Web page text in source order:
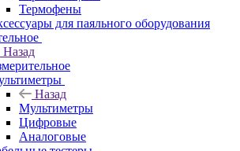
Термофены
для паяльного оборудования
Назад
Назад
Мультиметры
Цифровые
Аналоговые